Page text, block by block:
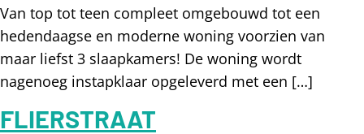
Van top tot teen compleet omgebouwd tot een
hedendaagse en moderne woning voorzien van
maar liefst 3 slaapkamers! De woning wordt
nagenoeg instapklaar opgeleverd met een […]
FLIERSTRAAT